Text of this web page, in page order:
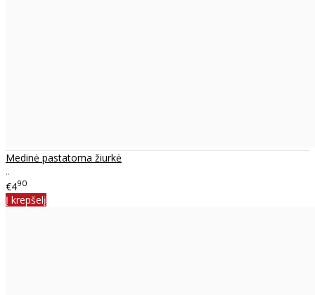
Medinė pastatoma žiurkė
..
€490
Į krepšelį